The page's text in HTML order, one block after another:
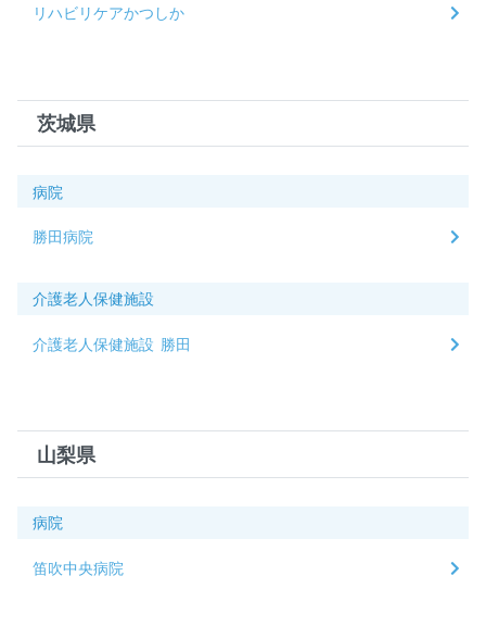
リハビリケアかつしか
茨城県
病院
勝田病院
介護老人保健施設
介護老人保健施設 勝田
山梨県
病院
笛吹中央病院